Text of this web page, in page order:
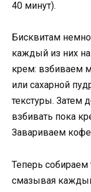
40 минут).
Бисквитам
каждый из них
крем: взбиваем
или сахарной
текстуры. Затем
взбивать пока
Завариваем
Теперь
смазывая